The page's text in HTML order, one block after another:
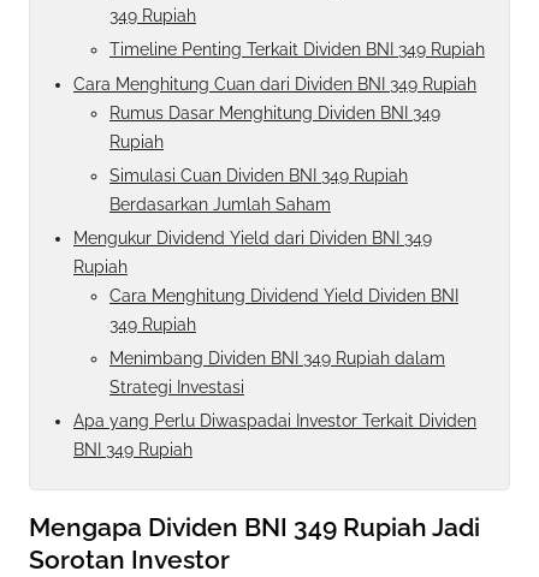
349 Rupiah
Timeline Penting Terkait Dividen BNI 349 Rupiah
Cara Menghitung Cuan dari Dividen BNI 349 Rupiah
Rumus Dasar Menghitung Dividen BNI 349
Rupiah
Simulasi Cuan Dividen BNI 349 Rupiah
Berdasarkan Jumlah Saham
Mengukur Dividend Yield dari Dividen BNI 349
Rupiah
Cara Menghitung Dividend Yield Dividen BNI
349 Rupiah
Menimbang Dividen BNI 349 Rupiah dalam
Strategi Investasi
Apa yang Perlu Diwaspadai Investor Terkait Dividen
BNI 349 Rupiah
Mengapa Dividen BNI 349 Rupiah Jadi
Sorotan Investor